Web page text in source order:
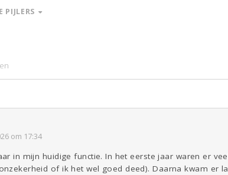
PIJLERS
& Lijn Kinderen Digi Eten
Mode &
om 17:34
in mijn huidige functie. In het eerste jaar waren er
of ik het wel goed deed). Daarna kwam er